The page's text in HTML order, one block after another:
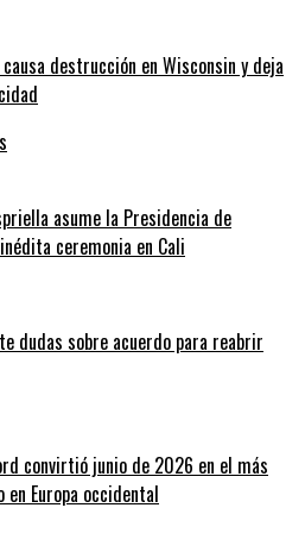
destrucción en Wisconsin y deja
asume la Presidencia de
ceremonia en Cali
dudas sobre acuerdo para reabrir
convirtió junio de 2026 en el más
Europa occidental